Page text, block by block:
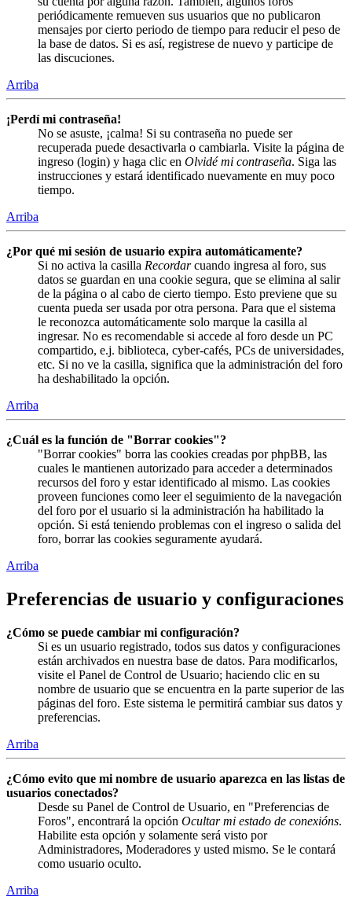
periódicamente remueven sus usuarios que no publicaron
mensajes por cierto periodo de tiempo para reducir el peso de
la base de datos. Si es así, registrese de nuevo y participe de
las discuciones.
Arriba
¡Perdí mi contraseña!
No se asuste, ¡calma! Si su contraseña no puede ser
recuperada puede desactivarla o cambiarla. Visite la página de
ingreso (login) y haga clic en Olvidé mi contraseña. Siga las
instrucciones y estará identificado nuevamente en muy poco
tiempo.
Arriba
¿Por qué mi sesión de usuario expira automáticamente?
Si no activa la casilla Recordarcuando ingresa al foro, sus
datos se guardan en una cookie segura, que se elimina al salir
de la página o al cabo de cierto tiempo. Esto previene que su
cuenta pueda ser usada por otra persona. Para que el sistema
le reconozca automáticamente solo marque la casilla al
ingresar. No es recomendable si accede al foro desde un PC
compartido, e.j. biblioteca, cyber-cafés, PCs de universidades,
etc. Si no ve la casilla, significa que la administración del foro
ha deshabilitado la opción.
Arriba
¿Cuál es la función de "Borrar cookies"?
"Borrar cookies" borra las cookies creadas por phpBB, las
cuales le mantienen autorizado para acceder a determinados
recursos del foro y estar identificado al mismo. Las cookies
proveen funciones como leer el seguimiento de la navegación
del foro por el usuario si la administración ha habilitado la
opción. Si está teniendo problemas con el ingreso o salida del
foro, borrar las cookies seguramente ayudará.
Arriba
Preferencias de usuario y configuraciones
¿Cómo se puede cambiar mi configuración?
Si es un usuario registrado, todos sus datos y configuraciones
están archivados en nuestra base de datos. Para modificarlos,
visite el Panel de Control de Usuario; haciendo clic en su
nombre de usuario que se encuentra en la parte superior de las
páginas del foro. Este sistema le permitirá cambiar sus datos y
preferencias.
Arriba
¿Cómo evito que mi nombre de usuario aparezca en las listas de
usuarios conectados?
Desde su Panel de Control de Usuario, en "Preferencias de
Foros", encontrará la opción Ocultar mi estado de conexións.
Habilite esta opción y solamente será visto por
Administradores, Moderadores y usted mismo. Se le contará
como usuario oculto.
Arriba